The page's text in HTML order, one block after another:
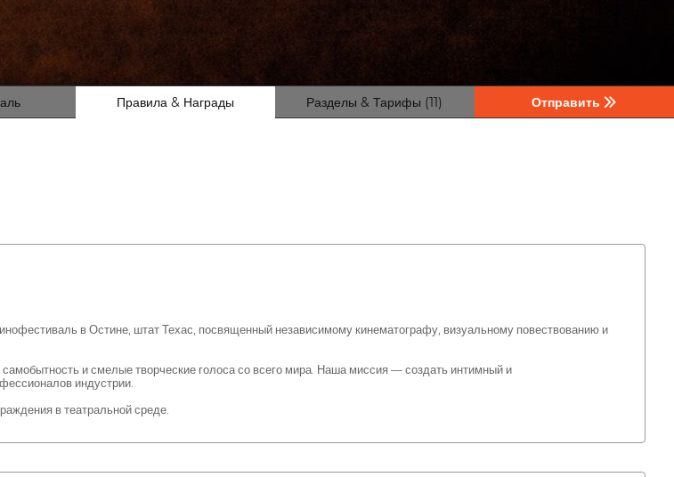
Правила & Награды Разделы & Тарифы (11) Отправить
в Остине, штат Техас, посвященный независимому кинематографу, визуальному повествованию и
и смелые творческие голоса со всего мира. Наша миссия — создать интимный и
индустрии.
в театральной среде.